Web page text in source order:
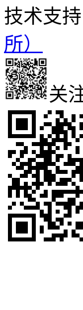
技术支持
所）
关